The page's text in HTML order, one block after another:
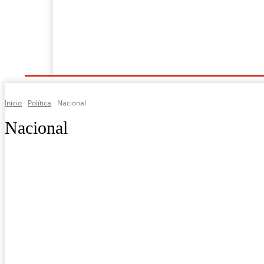
Inicio Política Nacional
Nacional